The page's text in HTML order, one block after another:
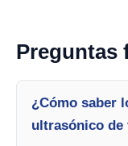
Preguntas
¿Cómo saber
ultrasónico de